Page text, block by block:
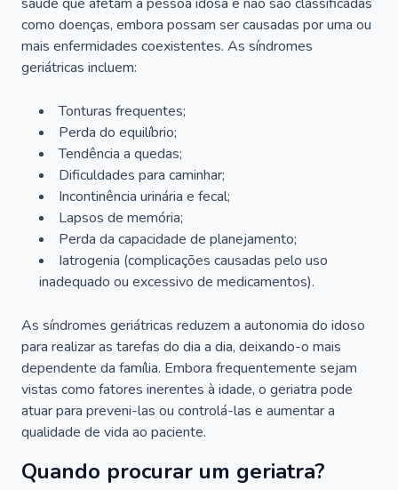
como doenças, embora possam ser causadas por uma ou
mais enfermidades coexistentes. As síndromes
geriátricas incluem:
Tonturas frequentes;
Perda do equilíbrio;
Tendência a quedas;
Dificuldades para caminhar;
Incontinência urinária e fecal;
Lapsos de memória;
Perda da capacidade de planejamento;
Iatrogenia (complicações causadas pelo uso
inadequado ou excessivo de medicamentos).
As síndromes geriátricas reduzem a autonomia do idoso
para realizar as tarefas do dia a dia, deixando-o mais
dependente da família. Embora frequentemente sejam
vistas como fatores inerentes à idade, o geriatra pode
atuar para preveni-las ou controlá-las e aumentar a
qualidade de vida ao paciente.
Quando procurar um geriatra?